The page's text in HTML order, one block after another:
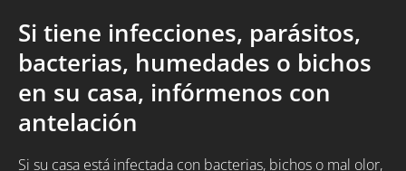
Si tiene infecciones, parásitos,
bacterias, humedades o bichos
en su casa, infórmenos con
antelación
Si su casa está infectada con bacterias, bichos o mal olor,